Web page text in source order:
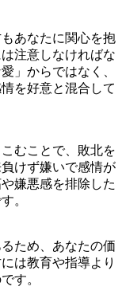
あなたに関心を抱
注意しなければな
」からではなく、
を好意と混合して
むことで、敗北を
けず嫌いで感情が
嫌悪感を排除した
。
ため、あなたの価
は教育や指導より
す。